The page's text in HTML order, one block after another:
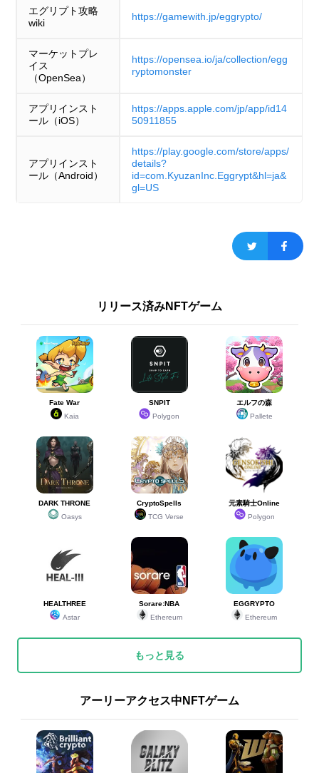
エグリプト攻略
wiki
https://gamewith.jp/eggrypto/
マーケットプレ
イス
（OpenSea）
https://opensea.io/ja/collection/egg
ryptomonster
アプリインスト
ール（iOS）
https://apps.apple.com/jp/app/id14
50911855
アプリインスト
ール（Android）
https://play.google.com/store/apps/
details?
id=com.KyuzanInc.Eggrypt&hl=ja&
gl=US
リリース済みNFTゲーム
Fate War
Kaia
SNPIT
Polygon
エルフの森
Pallete
DARK THRONE
Oasys
CryptoSpells
TCG Verse
元素騎士Online
Polygon
HEALTHREE
Astar
Sorare:NBA
Ethereum
EGGRYPTO
Ethereum
もっと見る
アーリーアクセス中NFTゲーム